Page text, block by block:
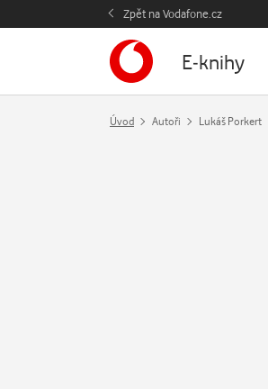
Zpět na Vodafone.cz
E-knihy
Úvod Autoři Lukáš Porkert